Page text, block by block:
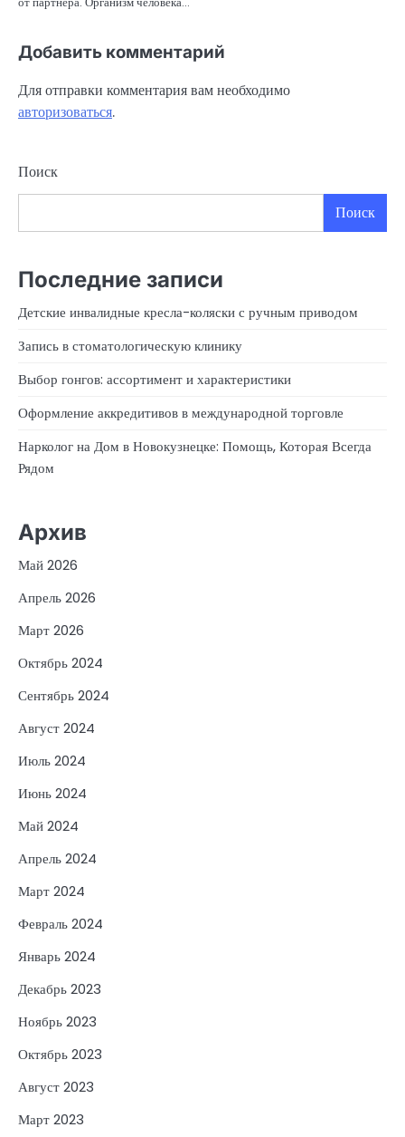
Добавить комментарий
Для отправки комментария вам необходимо
авторизоваться.
Поиск
Поиск
Последние записи
Детские инвалидные кресла-коляски с ручным приводом
Запись в стоматологическую клинику
Выбор гонгов: ассортимент и характеристики
Оформление аккредитивов в международной торговле
Нарколог на Дом в Новокузнецке: Помощь, Которая Всегда
Рядом
Архив
Май 2026
Апрель 2026
Март 2026
Октябрь 2024
Сентябрь 2024
Август 2024
Июль 2024
Июнь 2024
Май 2024
Апрель 2024
Март 2024
Февраль 2024
Январь 2024
Декабрь 2023
Ноябрь 2023
Октябрь 2023
Август 2023
Март 2023